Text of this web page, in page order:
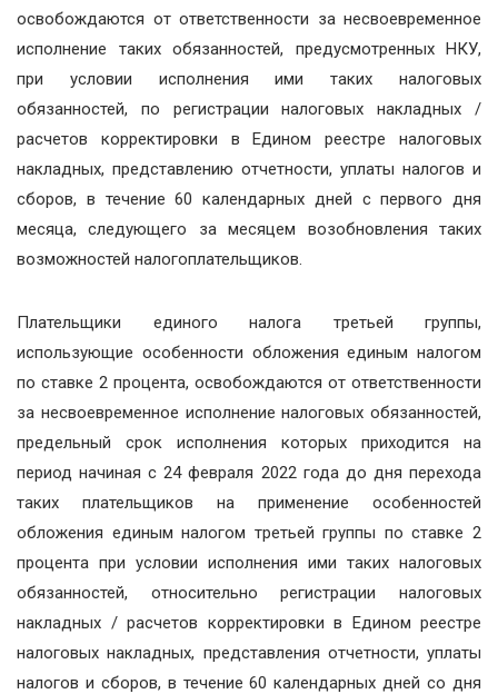
освобождаются от ответственности за несвоевременное
исполнение таких обязанностей, предусмотренных НКУ,
при условии исполнения ими таких налоговых
обязанностей, по регистрации налоговых накладных /
расчетов корректировки в Едином реестре налоговых
накладных, представлению отчетности, уплаты налогов и
сборов, в течение 60 календарных дней с первого дня
месяца, следующего за месяцем возобновления таких
возможностей налогоплательщиков.
Плательщики единого налога третьей группы,
использующие особенности обложения единым налогом
по ставке 2 процента, освобождаются от ответственности
за несвоевременное исполнение налоговых обязанностей,
предельный срок исполнения которых приходится на
период начиная с 24 февраля 2022 года до дня перехода
таких плательщиков на применение особенностей
обложения единым налогом третьей группы по ставке 2
процента при условии исполнения ими таких налоговых
обязанностей, относительно регистрации налоговых
накладных / расчетов корректировки в Едином реестре
налоговых накладных, представления отчетности, уплаты
налогов и сборов, в течение 60 календарных дней со дня